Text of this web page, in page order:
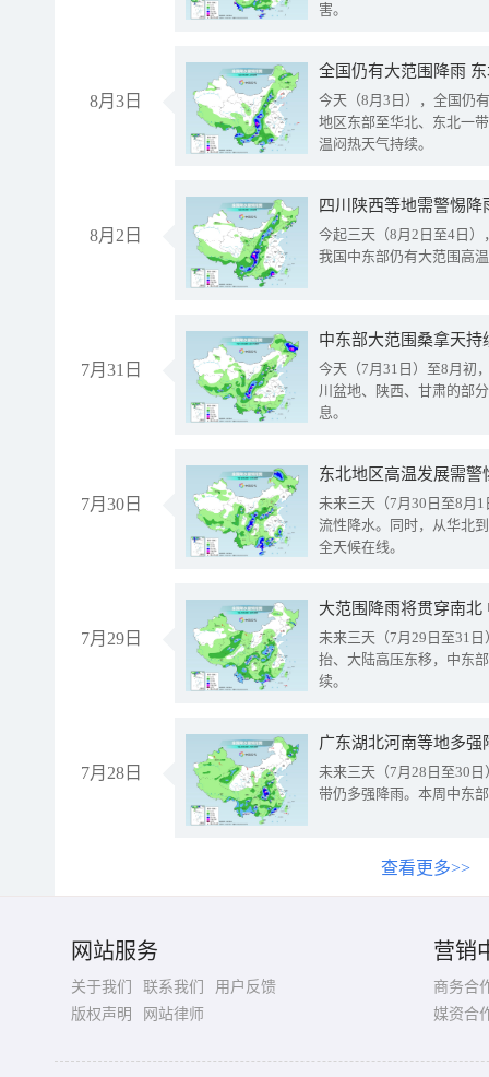
害。
8月3日
全国仍有大范围降雨
今天（8月3日），全国仍
地区东部至华北、东北一
温闷热天气持续。
8月2日
今起三天（8月2日至4日
我国中东部仍有大范围高
7月31日
中东部大范围桑拿天
今天（7月31日）至8月初
川盆地、陕西、甘肃的部
息。
7月30日
东北地区高温发展需
未来三天（7月30日至8月
流性降水。同时，从华北
全天候在线。
7月29日
大范围降雨将贯穿南
未来三天（7月29日至31
抬、大陆高压东移，中东
续。
7月28日
广东湖北河南等地多
未来三天（7月28日至30
带仍多强降雨。本周中东
查看更多>>
网站服务
关于我们 联系我们
用户反馈
版权声明
网站律师
营销
商务合
媒资合